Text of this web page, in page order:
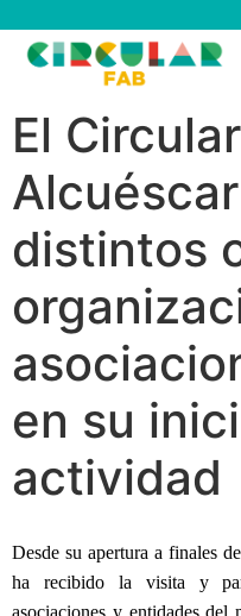
El
distintos
en su
actividad
Desde su apertura a finales
ha recibido la visita y
asociaciones y entidades